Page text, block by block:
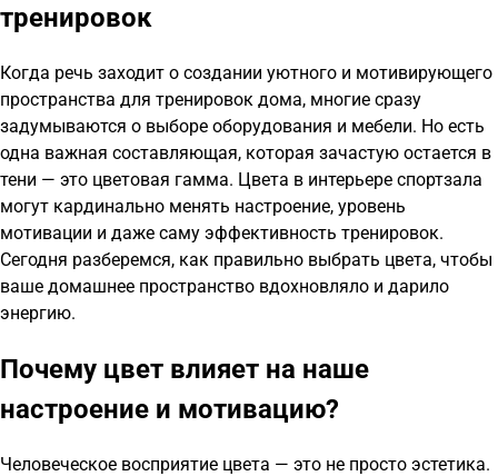
тренировок
Когда речь заходит о создании уютного и мотивирующего
пространства для тренировок дома, многие сразу
задумываются о выборе оборудования и мебели. Но есть
одна важная составляющая, которая зачастую остается в
тени — это цветовая гамма. Цвета в интерьере спортзала
могут кардинально менять настроение, уровень
мотивации и даже саму эффективность тренировок.
Сегодня разберемся, как правильно выбрать цвета, чтобы
ваше домашнее пространство вдохновляло и дарило
энергию.
Почему цвет влияет на наше
настроение и мотивацию?
Человеческое восприятие цвета — это не просто эстетика.